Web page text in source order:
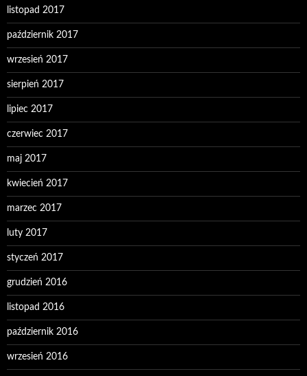
listopad 2017
październik 2017
wrzesień 2017
sierpień 2017
lipiec 2017
czerwiec 2017
maj 2017
kwiecień 2017
marzec 2017
luty 2017
styczeń 2017
grudzień 2016
listopad 2016
październik 2016
wrzesień 2016